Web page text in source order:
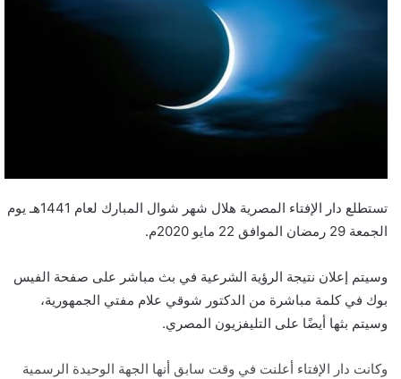
تستطلع دار الإفتاء المصرية هلال شهر شوال المبارك لعام 1441هـ يوم
الجمعة 29 رمضان الموافق 22 مايو 2020م.
وسيتم إعلان نتيجة الرؤية الشرعية في بث مباشر على صفحة الفيس
بوك في كلمة مباشرة من الدكتور شوقي علام مفتي الجمهورية،
وسيتم بثها أيضًا على التليفزيون المصري.
وكانت دار الإفتاء أعلنت في وقت سابق أنها الجهة الوحيدة الرسمية